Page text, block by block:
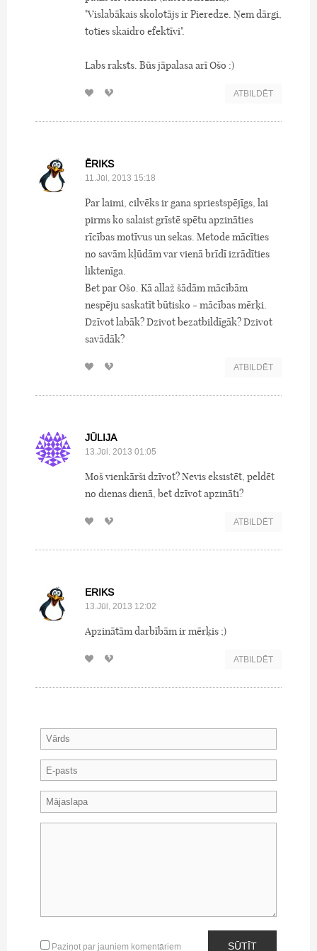
"Vislabākais skolotājs ir Pieredze. Ņem dārgi,
toties skaidro efektīvi".
Labs raksts. Būs jāpalasa arī Ošo :)
ATBILDĒT
ĒRIKS
11.Jūl, 2013 15:18
Par laimi, cilvēks ir gana spriestspējīgs, lai
pirms ko salaist grīstē spētu apzināties
rīcības motīvus un sekas. Metode mācīties
no savām kļūdām var vienā brīdī izrādīties
liktenīga.
Bet par Ošo. Kā allaž šādām mācībām
nespēju saskatīt būtisko - mācības mērķi.
Dzīvot labāk? Dzivot bezatbildīgāk? Dzivot
savādāk?
ATBILDĒT
JŪLIJA
13.Jūl, 2013 01:05
Moš vienkārši dzīvot? Nevis eksistēt, peldēt
no dienas dienā, bet dzīvot apzināti?
ATBILDĒT
ERIKS
13.Jūl, 2013 12:02
Apzinātām darbībām ir mērķis ;)
ATBILDĒT
Paziņot par jauniem komentāriem SŪTĪT